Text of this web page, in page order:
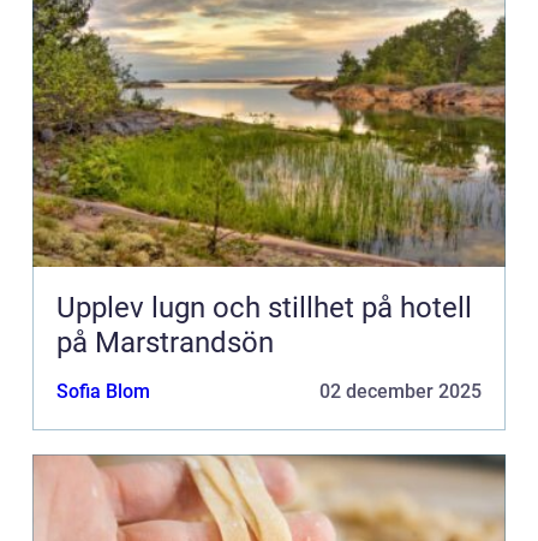
Upplev lugn och stillhet på hotell
på Marstrandsön
Sofia Blom 02 december 2025